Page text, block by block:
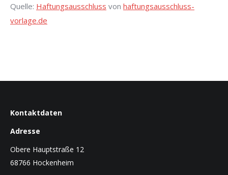
Quelle: Haftungsausschluss von haftungsausschluss-
vorlage.de
Kontaktdaten
Adresse
Obere Hauptstraße 12
68766 Hockenheim